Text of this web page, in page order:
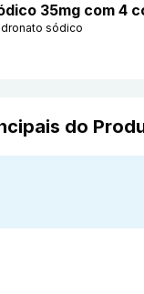
35mg com 4
sódico
do